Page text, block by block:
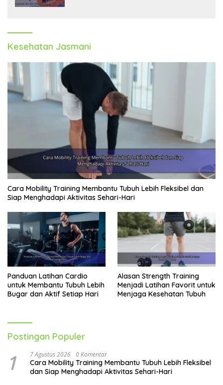
Kesehatan Jasmani
Cara Mobility Training Membantu Tubuh Lebih Fleksibel dan
Siap Menghadapi Aktivitas Sehari-Hari
Panduan Latihan Cardio
untuk Membantu Tubuh Lebih
Bugar dan Aktif Setiap Hari
Alasan Strength Training
Menjadi Latihan Favorit untuk
Menjaga Kesehatan Tubuh
Postingan Populer
1 7 Agustus 2026 0 Komentar
Cara Mobility Training Membantu Tubuh Lebih Fleksibel
dan Siap Menghadapi Aktivitas Sehari-Hari